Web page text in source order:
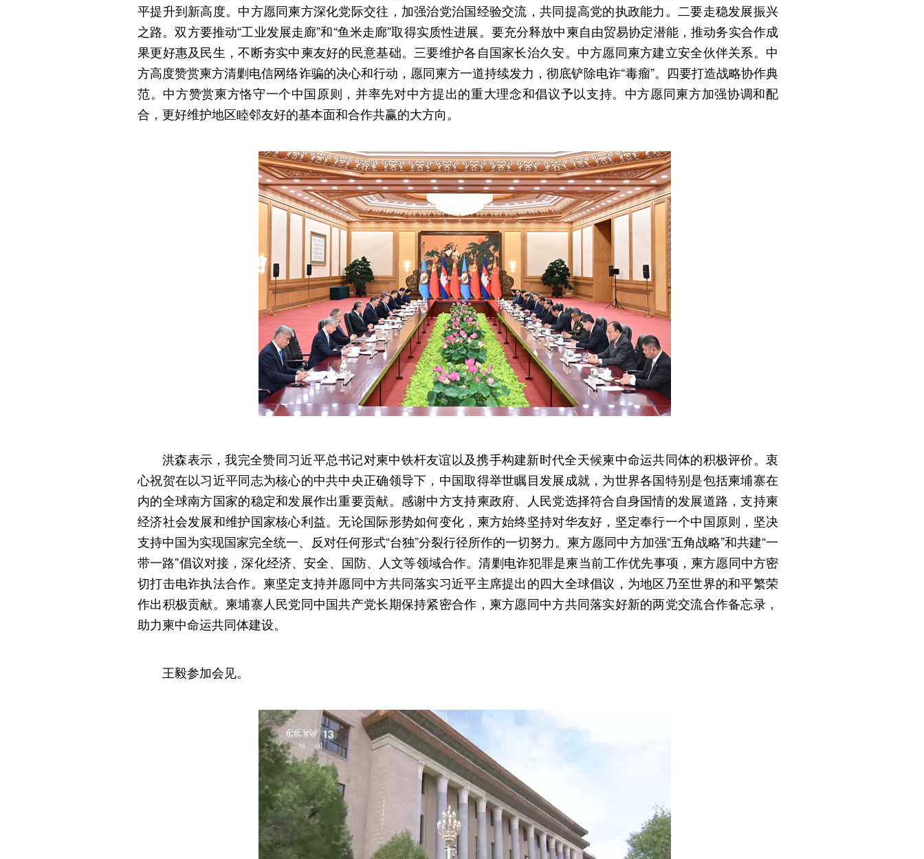
平提升到新高度。中方愿同柬方深化党际交往，加强治党治国经验交流，共同提高党的执政能力。二要走稳发展振兴
之路。双方要推动“工业发展走廊”和“鱼米走廊”取得实质性进展。要充分释放中柬自由贸易协定潜能，推动务实合作成
果更好惠及民生，不断夯实中柬友好的民意基础。三要维护各自国家长治久安。中方愿同柬方建立安全伙伴关系。中
方高度赞赏柬方清剿电信网络诈骗的决心和行动，愿同柬方一道持续发力，彻底铲除电诈“毒瘤”。四要打造战略协作典
范。中方赞赏柬方恪守一个中国原则，并率先对中方提出的重大理念和倡议予以支持。中方愿同柬方加强协调和配
合，更好维护地区睦邻友好的基本面和合作共赢的大方向。
洪森表示，我完全赞同习近平总书记对柬中铁杆友谊以及携手构建新时代全天候柬中命运共同体的积极评价。衷
心祝贺在以习近平同志为核心的中共中央正确领导下，中国取得举世瞩目发展成就，为世界各国特别是包括柬埔寨在
内的全球南方国家的稳定和发展作出重要贡献。感谢中方支持柬政府、人民党选择符合自身国情的发展道路，支持柬
经济社会发展和维护国家核心利益。无论国际形势如何变化，柬方始终坚持对华友好，坚定奉行一个中国原则，坚决
支持中国为实现国家完全统一、反对任何形式“台独”分裂行径所作的一切努力。柬方愿同中方加强“五角战略”和共建“一
带一路”倡议对接，深化经济、安全、国防、人文等领域合作。清剿电诈犯罪是柬当前工作优先事项，柬方愿同中方密
切打击电诈执法合作。柬坚定支持并愿同中方共同落实习近平主席提出的四大全球倡议，为地区乃至世界的和平繁荣
作出积极贡献。柬埔寨人民党同中国共产党长期保持紧密合作，柬方愿同中方共同落实好新的两党交流合作备忘录，
助力柬中命运共同体建设。
王毅参加会见。